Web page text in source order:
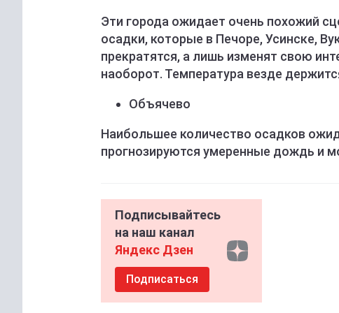
Эти города ожидает очень похожий
осадки, которые в Печоре, Усинске,
прекратятся, а лишь изменят свою
наоборот. Температура везде
Объячево
Наибольшее количество осадков
прогнозируются умеренные дождь и
Подписывайтесь
на наш канал
Яндекс Дзен
Подписаться